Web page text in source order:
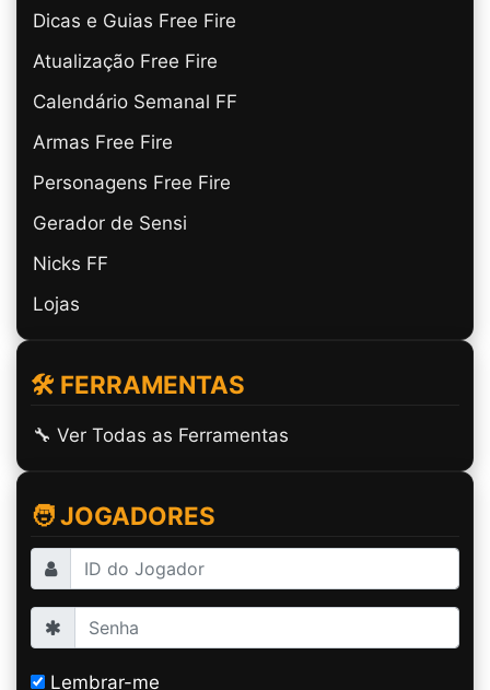
Dicas e Guias Free Fire
Atualização Free Fire
Calendário Semanal FF
Armas Free Fire
Personagens Free Fire
Gerador de Sensi
Nicks FF
Lojas
🛠️ FERRAMENTAS
🔧 Ver Todas as Ferramentas
🧑 JOGADORES
Lembrar-me